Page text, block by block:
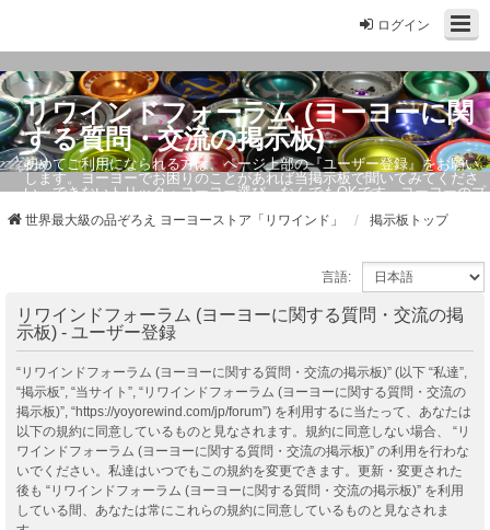
ログイン
リワインドフォーラム (ヨーヨーに関
する質問・交流の掲示板)
初めてご利用になられる方は、ページ上部の『ユーザー登録』をお願い
します。ヨーヨーでお困りのことがあれば当掲示板で聞いてみてくださ
い。できないトリック・ヨーヨー選び、なんでもOKです。ヨーヨーのプ
世界最大級の品ぞろえ ヨーヨーストア「リワインド」 掲示板トップ
言語:
リワインドフォーラム (ヨーヨーに関する質問・交流の掲
示板) - ユーザー登録
“リワインドフォーラム (ヨーヨーに関する質問・交流の掲示板)” (以下 “私達”,
“掲示板”, “当サイト”, “リワインドフォーラム (ヨーヨーに関する質問・交流の
掲示板)”, “https://yoyorewind.com/jp/forum”) を利用するに当たって、あなたは
以下の規約に同意しているものと見なされます。規約に同意しない場合、 “リ
ワインドフォーラム (ヨーヨーに関する質問・交流の掲示板)” の利用を行わな
いでください。私達はいつでもこの規約を変更できます。更新・変更された
後も “リワインドフォーラム (ヨーヨーに関する質問・交流の掲示板)” を利用
している間、あなたは常にこれらの規約に同意しているものと見なされま